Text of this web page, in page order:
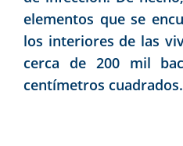
elementos que se
los interiores de las
cerca de 200 mil
centímetros cuadrados.